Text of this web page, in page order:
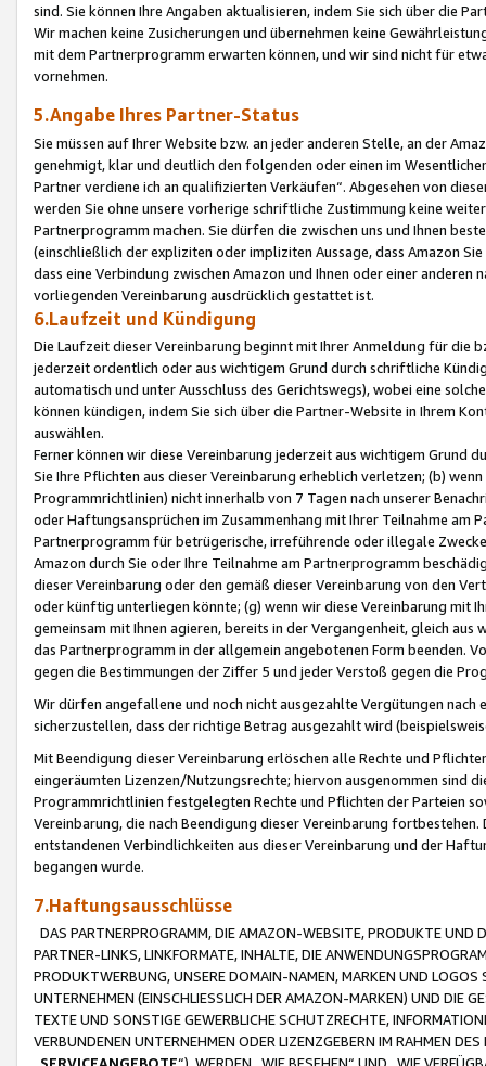
sind. Sie können Ihre Angaben aktualisieren, indem Sie sich über die
Wir machen keine Zusicherungen und übernehmen keine
mit dem Partnerprogramm erwarten können, und wir sind nicht für
vornehmen.
5.Angabe Ihres Partner-Status
Sie müssen auf Ihrer Website bzw. an jeder anderen Stelle, an der
genehmigt, klar und deutlich den folgenden oder einen im
Partner verdiene ich an qualifizierten Verkäufen“. Abgesehen von
werden Sie ohne unsere vorherige schriftliche Zustimmung keine
Partnerprogramm machen. Sie dürfen die zwischen uns und Ihnen
(einschließlich der expliziten oder impliziten Aussage, dass Amazon
dass eine Verbindung zwischen Amazon und Ihnen oder einer
vorliegenden Vereinbarung ausdrücklich gestattet ist.
6.Laufzeit und Kündigung
Die Laufzeit dieser Vereinbarung beginnt mit Ihrer Anmeldung für die
jederzeit ordentlich oder aus wichtigem Grund durch schriftliche
automatisch und unter Ausschluss des Gerichtswegs), wobei eine
können kündigen, indem Sie sich über die Partner-Website in Ihrem
auswählen.
Ferner können wir diese Vereinbarung jederzeit aus wichtigem Grund
Sie Ihre Pflichten aus dieser Vereinbarung erheblich verletzen; (b)
Programmrichtlinien) nicht innerhalb von 7 Tagen nach unserer
oder Haftungsansprüchen im Zusammenhang mit Ihrer Teilnahme am
Partnerprogramm für betrügerische, irreführende oder illegale
Amazon durch Sie oder Ihre Teilnahme am Partnerprogramm
dieser Vereinbarung oder den gemäß dieser Vereinbarung von den
oder künftig unterliegen könnte; (g) wenn wir diese Vereinbarung mit
gemeinsam mit Ihnen agieren, bereits in der Vergangenheit, gleich
das Partnerprogramm in der allgemein angebotenen Form beenden.
gegen die Bestimmungen der Ziffer 5 und jeder Verstoß gegen die
Wir dürfen angefallene und noch nicht ausgezahlte Vergütungen
sicherzustellen, dass der richtige Betrag ausgezahlt wird
Mit Beendigung dieser Vereinbarung erlöschen alle Rechte und
eingeräumten Lizenzen/Nutzungsrechte; hiervon ausgenommen sind
Programmrichtlinien festgelegten Rechte und Pflichten der Parteien
Vereinbarung, die nach Beendigung dieser Vereinbarung
entstandenen Verbindlichkeiten aus dieser Vereinbarung und der
begangen wurde.
7.Haftungsausschlüsse
DAS PARTNERPROGRAMM, DIE AMAZON-WEBSITE, PRODUKTE UND
PARTNER-LINKS, LINKFORMATE, INHALTE, DIE
PRODUKTWERBUNG, UNSERE DOMAIN-NAMEN, MARKEN UND
UNTERNEHMEN (EINSCHLIESSLICH DER AMAZON-MARKEN) UND DIE
TEXTE UND SONSTIGE GEWERBLICHE SCHUTZRECHTE,
VERBUNDENEN UNTERNEHMEN ODER LIZENZGEBERN IM RAHMEN